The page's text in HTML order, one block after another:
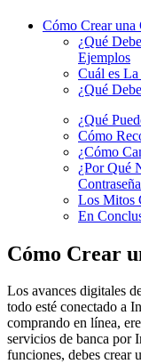
Cómo Crear una
¿Qué
Ejemplos
Cuál es La
¿Qué
¿Qué
Cómo
¿Cómo
¿Por Qué
Los Mitos
En
Cómo Crear
Los avances digitales
todo esté conectado a
comprando en línea,
servicios de banca por
funciones, debes crear